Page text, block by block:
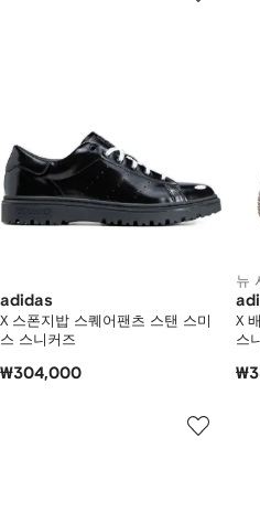
adidas
X 스폰지밥 스퀘어팬츠 스탠 스미
스 스니커즈
₩304,000
뉴
X
스